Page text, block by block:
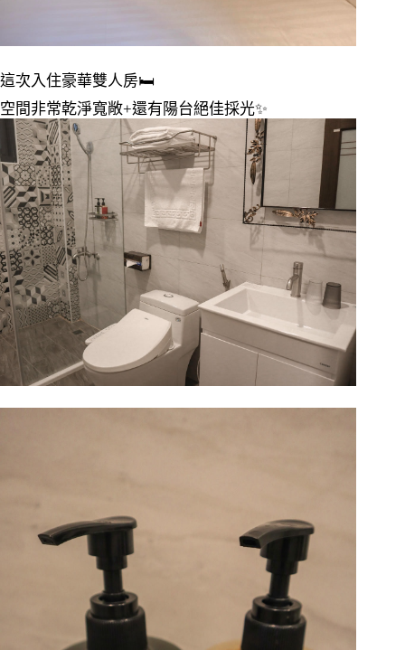
這次入住豪華雙人房🛏️
空間非常乾淨寬敞+還有陽台絕佳採光✨